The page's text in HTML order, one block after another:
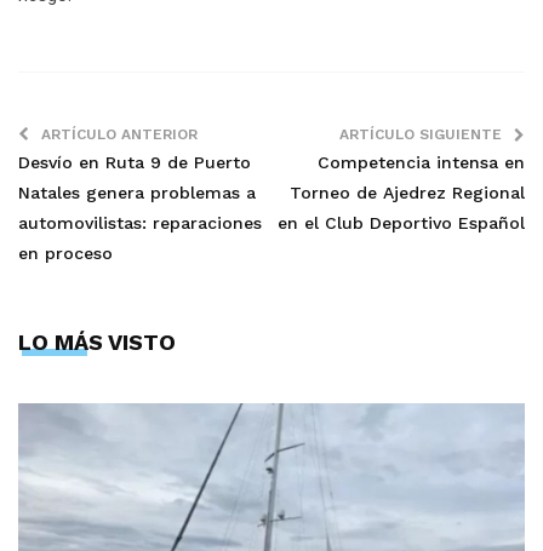
ARTÍCULO ANTERIOR
Desvío en Ruta 9 de Puerto
Natales genera problemas a
automovilistas: reparaciones
en proceso
ARTÍCULO SIGUIENTE
Competencia intensa en
Torneo de Ajedrez Regional
en el Club Deportivo Español
LO MÁS VISTO